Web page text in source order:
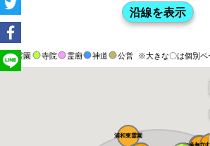
霊園 寺院 霊廟 神道 公営 ※大きな〇は個別ペ
さくら
浦和東霊園
よしか